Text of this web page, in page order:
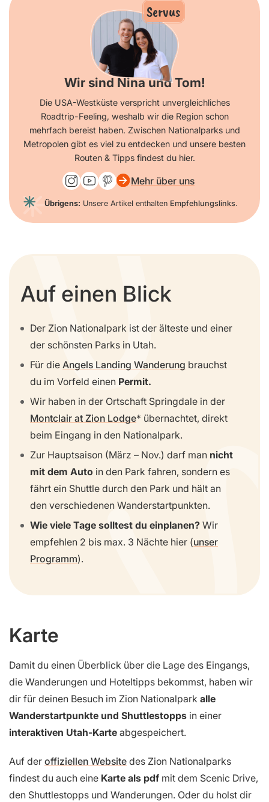
Servus
Wir sind Nina und Tom!
Die USA-Westküste verspricht unvergleichliches
Roadtrip-Feeling, weshalb wir die Region schon
mehrfach bereist haben. Zwischen Nationalparks und
Metropolen gibt es viel zu entdecken und unsere besten
Routen & Tipps findest du hier.
Mehr über uns
Übrigens: Unsere Artikel enthalten Empfehlungslinks.
Auf einen Blick
Der Zion Nationalpark ist der älteste und einer
der schönsten Parks in Utah.
Für die Angels Landing Wanderung brauchst
du im Vorfeld einen Permit.
Wir haben in der Ortschaft Springdale in der
Montclair at Zion Lodge
übernachtet, direkt
beim Eingang in den Nationalpark.
Zur Hauptsaison (März – Nov.) darf man nicht
mit dem Auto in den Park fahren, sondern es
fährt ein Shuttle durch den Park und hält an
den verschiedenen Wanderstartpunkten.
Wie viele Tage solltest du einplanen? Wir
empfehlen 2 bis max. 3 Nächte hier (unser
Programm).
Karte
Damit du einen Überblick über die Lage des Eingangs,
die Wanderungen und Hoteltipps bekommst, haben wir
dir für deinen Besuch im Zion Nationalpark alle
Wanderstartpunkte und Shuttlestopps in einer
interaktiven Utah-Karte abgespeichert.
Auf der offiziellen Website des Zion Nationalparks
findest du auch eine Karte als pdf mit dem Scenic Drive,
den Shuttlestopps und Wanderungen. Oder du holst dir